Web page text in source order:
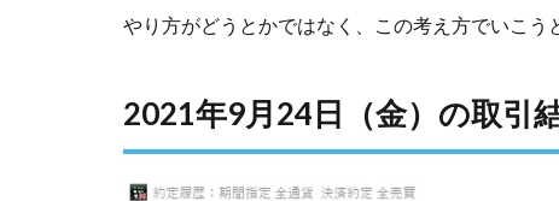
やり方がどうとかではなく、この考え方でいこう
2021年9月24日（金）の取引